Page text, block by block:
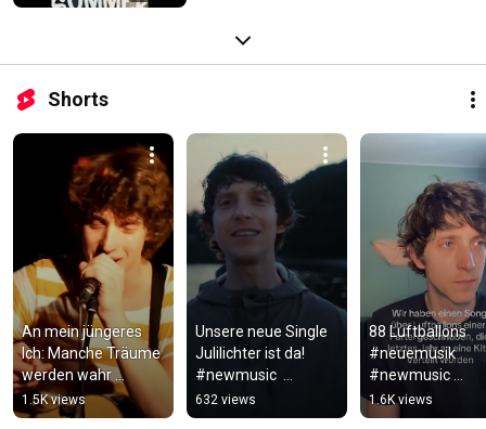
Shorts
An mein jüngeres
Ich: Manche Träume
werden wahr
#newmusic
#neuemusik
1.5K views
Unsere neue Single
Julilichter ist da!
#newmusic
#indiepop
#neuemusik
632 views
88 Luftballons
#neuemusik
#newmusic
#indiepop
1.6K views